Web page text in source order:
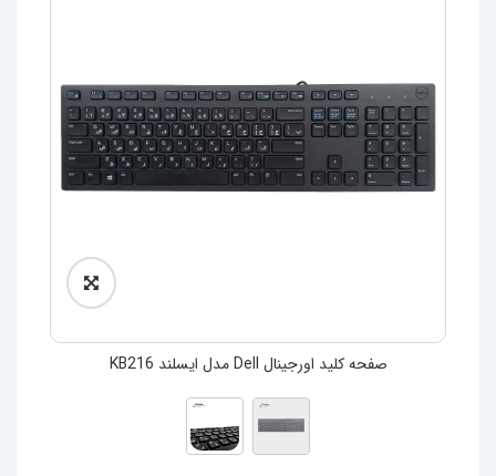
صفحه کلید اورجینال Dell مدل ایسلند KB216